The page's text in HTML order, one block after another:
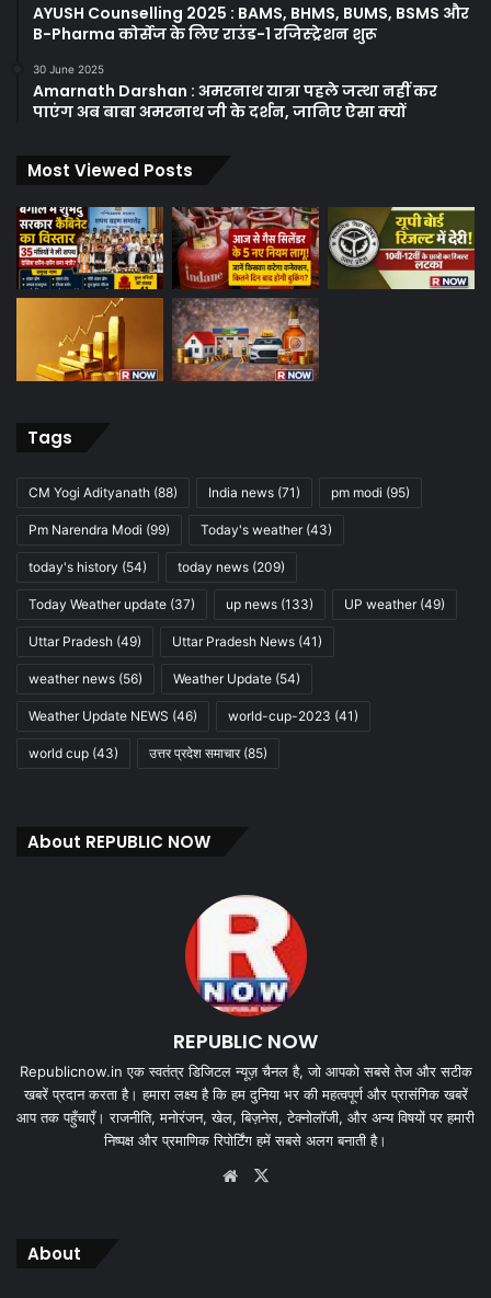
AYUSH Counselling 2025 : BAMS, BHMS, BUMS, BSMS और
B-Pharma कोर्सेज के लिए राउंड-1 रजिस्ट्रेशन शुरू
30 June 2025
Amarnath Darshan : अमरनाथ यात्रा पहले जत्था नहीं कर
पाएंग अब बाबा अमरनाथ जी के दर्शन, जानिए ऐसा क्यों
Most Viewed Posts
Tags
CM Yogi Adityanath (88) India news (71) pm modi (95)
Pm Narendra Modi (99) Today's weather(43)
today's history (54) today news (209)
Today Weather update (37) up news (133) UP weather(49)
Uttar Pradesh (49) Uttar Pradesh News (41)
weather news (56) Weather Update (54)
Weather Update NEWS (46) world-cup-2023 (41)
world cup (43) उत्तर प्रदेश समाचार(85)
About REPUBLIC NOW
REPUBLIC NOW
Republicnow.in एक स्वतंत्र डिजिटल न्यूज़ चैनल है, जो आपको सबसे तेज और सटीक
खबरें प्रदान करता है। हमारा लक्ष्य है कि हम दुनिया भर की महत्वपूर्ण और प्रासंगिक खबरें
आप तक पहुँचाएँ। राजनीति, मनोरंजन, खेल, बिज़नेस, टेक्नोलॉजी, और अन्य विषयों पर हमारी
निष्पक्ष और प्रमाणिक रिपोर्टिंग हमें सबसे अलग बनाती है।
Website
About